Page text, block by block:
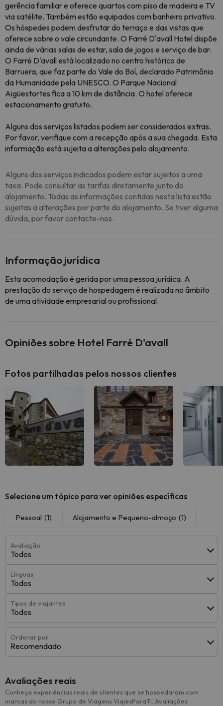
gerência familiar e oferece quartos com piso de madeira e TV
via satélite. Também estão equipados com banheiro privativo.
Os hóspedes podem desfrutar do terraço e das vistas que
oferece sobre o vale circundante. O Farré D'avall Hotel dispõe
ainda de várias salas de estar, sala de jogos e serviço de bar.
O Farré D'avall está localizado no centro histórico de
Barruera, que faz parte do Vale do Boí, declarado Patrimônio
da Humanidade pela UNESCO. O Parque Nacional
Aigüestortes fica a 10 km de distância. O hotel oferece
estacionamento gratuito.
Alguns dos serviços listados podem ser considerados extras.
Por favor, verifique com a recepção após a sua chegada. Esta
informação está sujeita a alterações pelo alojamento.
Alguns dos serviços indicados podem estar sujeitos a uma
taxa. Pode consultar as tarifas diretamente junto do
alojamento. Todas as informações contidas nesta lista estão
sujeitas a alterações por parte do alojamento. Se tiver alguma
dúvida, por favor contacte-nos.
Informação jurídica
Esta acomodação é gerida por uma pessoa jurídica. A
prestação do serviço de hospedagem é realizada no âmbito
de uma atividade empresarial ou profissional.
Opiniões sobre Hotel Farré D'avall
Fotos partilhadas pelos nossos clientes
Selecione um tópico para ver opiniões específicas
Pessoal (1) Alojamento e Pequeno-almoço (1)
Avaliação
Todos
Línguas
Todos
Tipos de viajantes
Todos
Ordenar por:
Recomendado
Avaliações reais
Conheça experiências reais de clientes que se hospedaram com
marcas do nosso Grupo de Viagens ViajesParaTi. Avaliações